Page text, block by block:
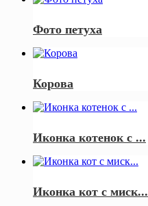
Фото петуха
Корова
Иконка котенок с ...
Иконка кот с миск...